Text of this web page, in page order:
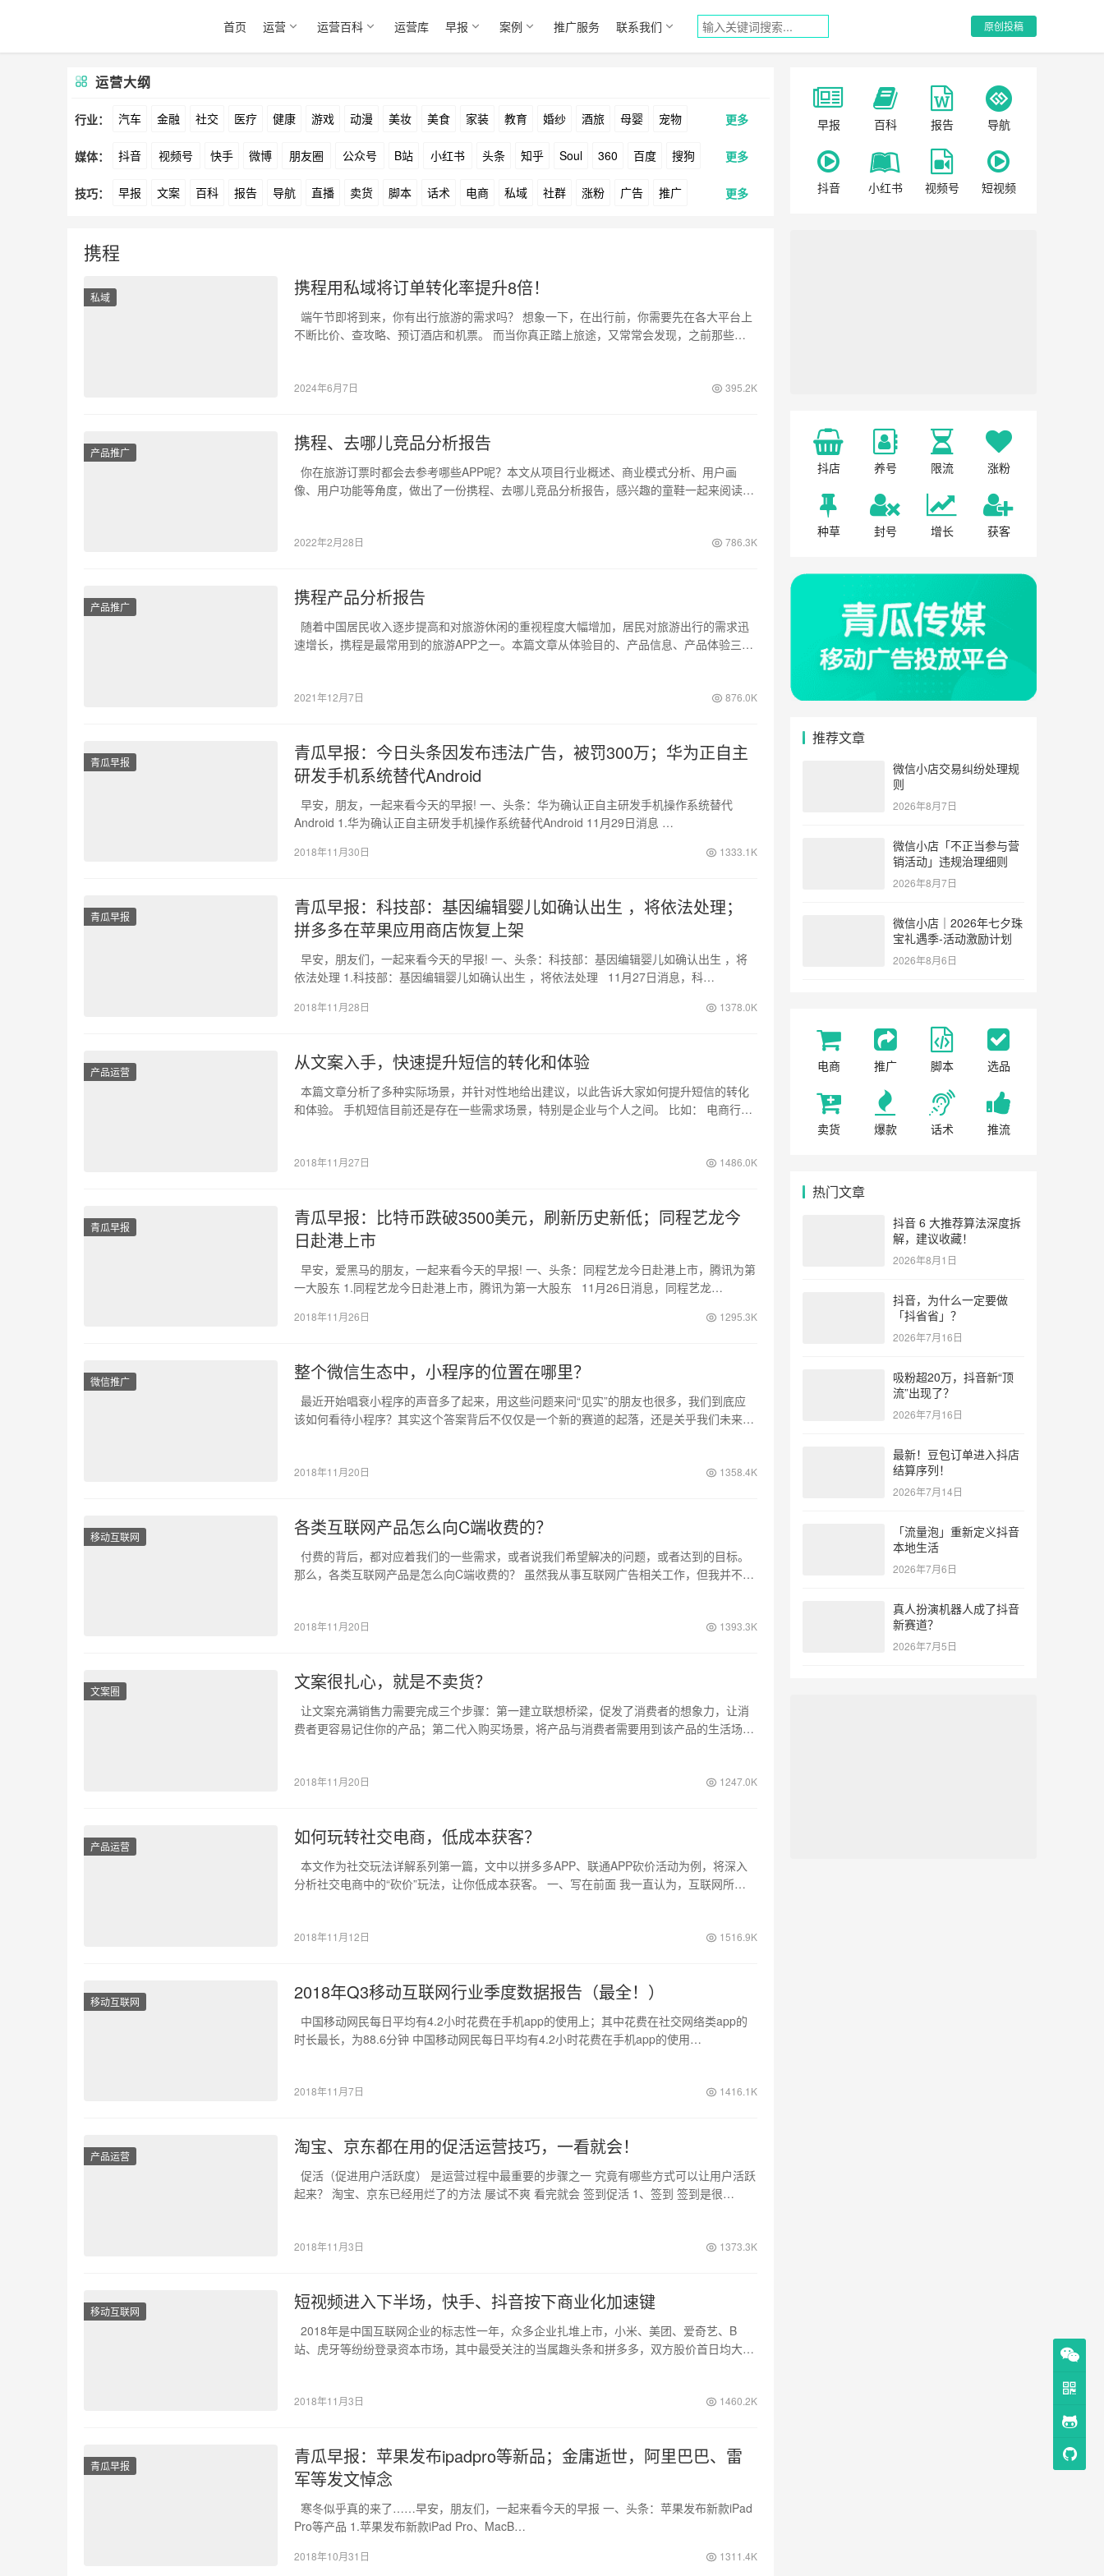
首页 运营 运营百科 运营库 早报 案例 推广服务 联系我们 原创投稿
运营大纲
行业： 汽车 金融 社交 医疗 健康 游戏 动漫 美妆 美食 家装 教育 婚纱 酒旅 母婴 宠物
文娱 跨境 科技 广告 元宇宙 房地产
更多
媒体： 抖音 视频号 快手 微博 朋友圈 公众号 B站 小红书 头条 知乎 Soul 360 百度 搜狗
爱奇艺 美柚 美图 最右 神马 谷歌 Facebook Tiktok YouTube Yahoo Bing
更多
技巧： 早报 文案 百科 报告 导航 直播 卖货 脚本 话术 电商 私域 社群 涨粉 广告 推广 更多
携程
私域 携程用私域将订单转化率提升8倍！
端午节即将到来，你有出行旅游的需求吗？ 想象一下，在出行前，你需要先在各大平台上
不断比价、查攻略、预订酒店和机票。 而当你真正踏上旅途，又常常会发现，之前那些看
2024年6月7日 395.2K
产品推广 携程、去哪儿竞品分析报告
你在旅游订票时都会去参考哪些APP呢？本文从项目行业概述、商业模式分析、用户画
像、用户功能等角度，做出了一份携程、去哪儿竞品分析报告，感兴趣的童鞋一起来阅读
2022年2月28日 786.3K
产品推广 携程产品分析报告
随着中国居民收入逐步提高和对旅游休闲的重视程度大幅增加，居民对旅游出行的需求迅
速增长，携程是最常用到的旅游APP之一。本篇文章从体验目的、产品信息、产品体验三方
2021年12月7日 876.0K
青瓜早报
青瓜早报：今日头条因发布违法广告，被罚300万；华为正自主
研发手机系统替代Android
早安，朋友，一起来看今天的早报! 一、头条：华为确认正自主研发手机操作系统替代
Android 1.华为确认正自主研发手机操作系统替代Android 11月29日消息 …
2018年11月30日 1333.1K
青瓜早报
青瓜早报：科技部：基因编辑婴儿如确认出生 ，将依法处理；
拼多多在苹果应用商店恢复上架
早安，朋友们，一起来看今天的早报! 一、头条：科技部：基因编辑婴儿如确认出生 ，将
依法处理 1.科技部：基因编辑婴儿如确认出生 ，将依法处理 11月27日消息，科…
2018年11月28日 1378.0K
产品运营 从文案入手，快速提升短信的转化和体验
本篇文章分析了多种实际场景，并针对性地给出建议，以此告诉大家如何提升短信的转化
和体验。 手机短信目前还是存在一些需求场景，特别是企业与个人之间。 比如： 电商行
2018年11月27日 1486.0K
青瓜早报
青瓜早报：比特币跌破3500美元，刷新历史新低；同程艺龙今
日赴港上市
早安，爱黑马的朋友，一起来看今天的早报! 一、头条：同程艺龙今日赴港上市，腾讯为第
一大股东 1.同程艺龙今日赴港上市，腾讯为第一大股东 11月26日消息，同程艺龙…
2018年11月26日 1295.3K
微信推广 整个微信生态中，小程序的位置在哪里？
最近开始唱衰小程序的声音多了起来，用这些问题来问“见实”的朋友也很多，我们到底应
该如何看待小程序？其实这个答案背后不仅仅是一个新的赛道的起落，还是关乎我们未来的
2018年11月20日 1358.4K
移动互联网 各类互联网产品怎么向C端收费的？
付费的背后，都对应着我们的一些需求，或者说我们希望解决的问题，或者达到的目标。
那么，各类互联网产品是怎么向C端收费的？ 虽然我从事互联网广告相关工作，但我并不计
2018年11月20日 1393.3K
文案圈 文案很扎心，就是不卖货？
让文案充满销售力需要完成三个步骤：第一建立联想桥梁，促发了消费者的想象力，让消
费者更容易记住你的产品；第二代入购买场景，将产品与消费者需要用到该产品的生活场景
2018年11月20日 1247.0K
产品运营 如何玩转社交电商，低成本获客？
本文作为社交玩法详解系列第一篇，文中以拼多多APP、联通APP砍价活动为例，将深入
分析社交电商中的“砍价”玩法，让你低成本获客。 一、写在前面 我一直认为，互联网所
2018年11月12日 1516.9K
移动互联网 2018年Q3移动互联网行业季度数据报告（最全！）
中国移动网民每日平均有4.2小时花费在手机app的使用上；其中花费在社交网络类app的
时长最长，为88.6分钟 中国移动网民每日平均有4.2小时花费在手机app的使用…
2018年11月7日 1416.1K
产品运营 淘宝、京东都在用的促活运营技巧，一看就会！
促活（促进用户活跃度） 是运营过程中最重要的步骤之一 究竟有哪些方式可以让用户活跃
起来？ 淘宝、京东已经用烂了的方法 屡试不爽 看完就会 签到促活 1、签到 签到是很…
2018年11月3日 1373.3K
移动互联网 短视频进入下半场，快手、抖音按下商业化加速键
2018年是中国互联网企业的标志性一年，众多企业扎堆上市，小米、美团、爱奇艺、B
站、虎牙等纷纷登录资本市场，其中最受关注的当属趣头条和拼多多，双方股价首日均大涨
2018年11月3日 1460.2K
青瓜早报
青瓜早报：苹果发布ipadpro等新品；金庸逝世，阿里巴巴、雷
军等发文悼念
寒冬似乎真的来了……早安，朋友们，一起来看今天的早报 一、头条：苹果发布新款iPad
Pro等产品 1.苹果发布新款iPad Pro、MacB…
2018年10月31日 1311.4K
早报 百科 报告 导航
抖音 小红书 视频号 短视频
抖店 养号 限流 涨粉
种草 封号 增长 获客
推荐文章
微信小店交易纠纷处理规
则
2026年8月7日
微信小店「不正当参与营
销活动」违规治理细则
2026年8月7日
微信小店｜2026年七夕珠
宝礼遇季-活动激励计划
2026年8月6日
电商 推广 脚本 选品
卖货 爆款 话术 推流
热门文章
抖音 6 大推荐算法深度拆
解，建议收藏！
2026年8月1日
抖音，为什么一定要做
「抖省省」？
2026年7月16日
吸粉超20万，抖音新“顶
流”出现了？
2026年7月16日
最新！豆包订单进入抖店
结算序列！
2026年7月14日
「流量泡」重新定义抖音
本地生活
2026年7月6日
真人扮演机器人成了抖音
新赛道？
2026年7月5日